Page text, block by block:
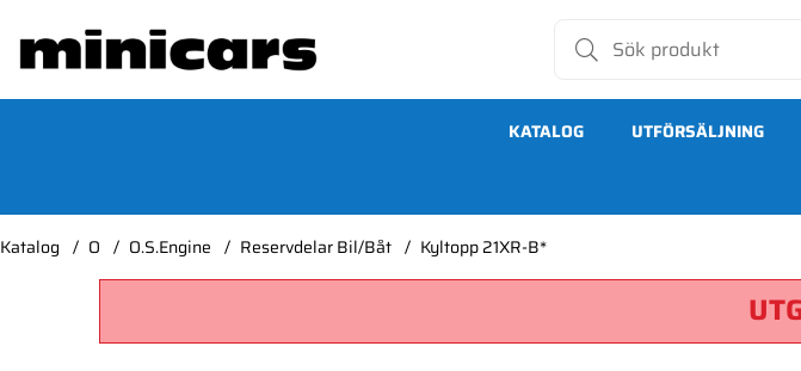
KATALOG UTFÖRSÄLJNING
Katalog O O.S.Engine Reservdelar Bil/Båt Kyltopp 21XR-B*